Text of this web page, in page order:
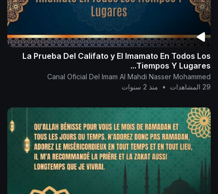
La Prueba Del Califato y El Imamato En Todos Los
Tiempos Y Lugares...
Canal Oficial Del Imam Al Mahdi Nasser Mohammed
29 المشاهدات
• منذ 2 سنوات